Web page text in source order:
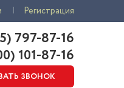
Регистрация
797-87-16
101-87-16
ЗВОНОК